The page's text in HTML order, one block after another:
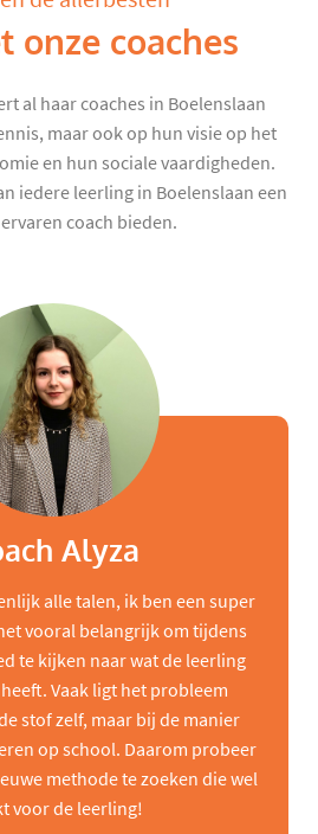
onze coaches
al haar coaches in Boelenslaan
maar ook op hun visie op het
en hun sociale vaardigheden.
iedere leerling in Boelenslaan een
coach bieden.
Alyza
alle talen, ik ben een super
vooral belangrijk om tijdens
te kijken naar wat de leerling
Vaak ligt het probleem
stof zelf, maar bij de manier
op school. Daarom probeer
methode te zoeken die wel
voor de leerling!